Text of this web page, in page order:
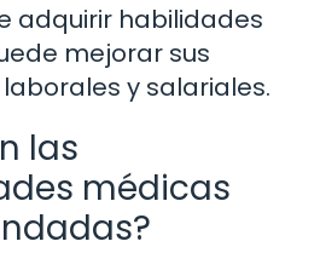
adquirir habilidades
mejorar sus
y salariales.
las
médicas